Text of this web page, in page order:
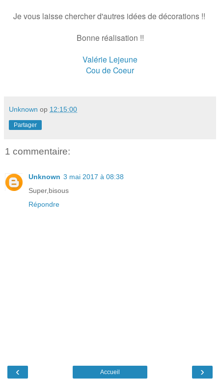
Je vous laisse chercher d'autres idées de décorations !!
Bonne réalisation !!
Valérie Lejeune
Cou de Coeur
Unknown op 12:15:00
Partager
1 commentaire:
Unknown 3 mai 2017 à 08:38
Super,bisous
Répondre
‹ ›
Accueil